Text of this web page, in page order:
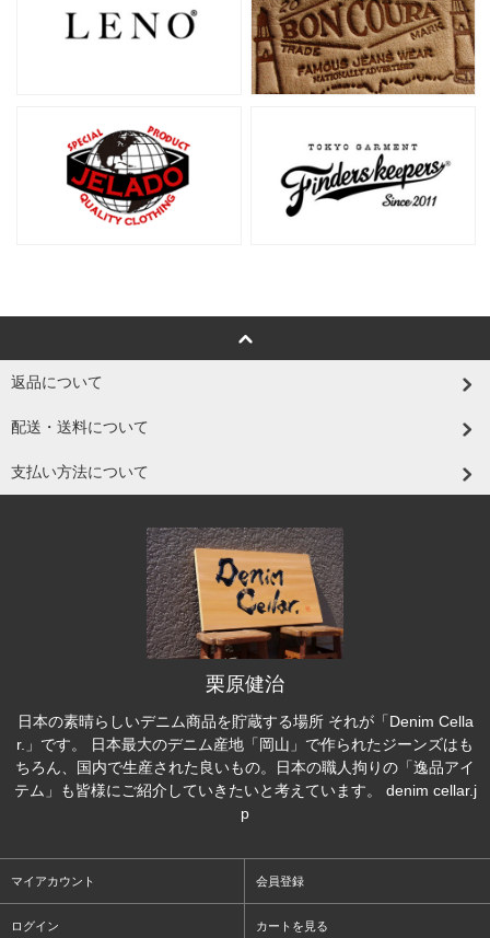
返品について
配送・送料について
支払い方法について
栗原健治
日本の素晴らしいデニム商品を貯蔵する場所 それが「Denim Cella
r.」です。 日本最大のデニム産地「岡山」で作られたジーンズはも
ちろん、国内で生産された良いもの。日本の職人拘りの「逸品アイ
テム」も皆様にご紹介していきたいと考えています。 denim cellar.j
p
マイアカウント 会員登録
ログイン カートを見る